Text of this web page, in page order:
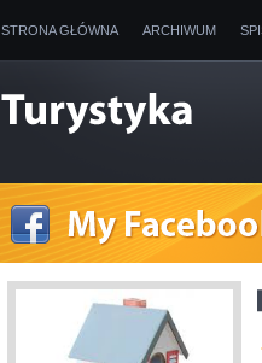
STRONA GŁÓWNA ARCHIWUM